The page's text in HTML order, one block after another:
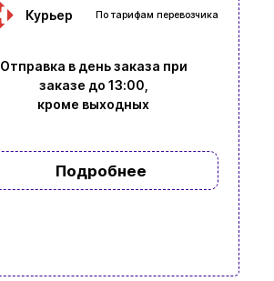
Курьер По тарифам перевозчика
Отправка в день заказа при
заказе до 13:00,
кроме выходных
Подробнее